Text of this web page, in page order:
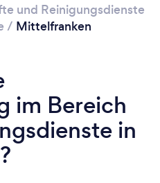
und Reinigungsdienste
/ Mittelfranken
im Bereich
in